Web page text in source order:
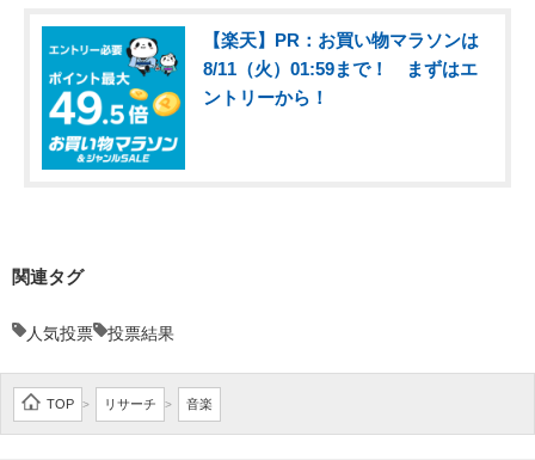
【楽天】PR：お買い物マラソンは
8/11（火）01:59まで！ まずはエ
ントリーから！
関連タグ
人気投票 投票結果
TOP > リサーチ > 音楽